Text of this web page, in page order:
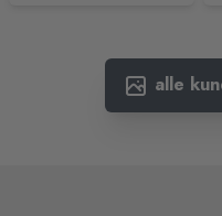
alle